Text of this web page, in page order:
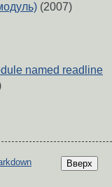
(2007)
named readline
Вверх